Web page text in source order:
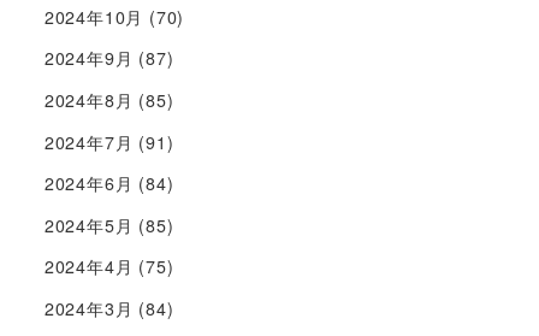
2024年10月 (70)
2024年9月 (87)
2024年8月 (85)
2024年7月 (91)
2024年6月 (84)
2024年5月 (85)
2024年4月 (75)
2024年3月 (84)